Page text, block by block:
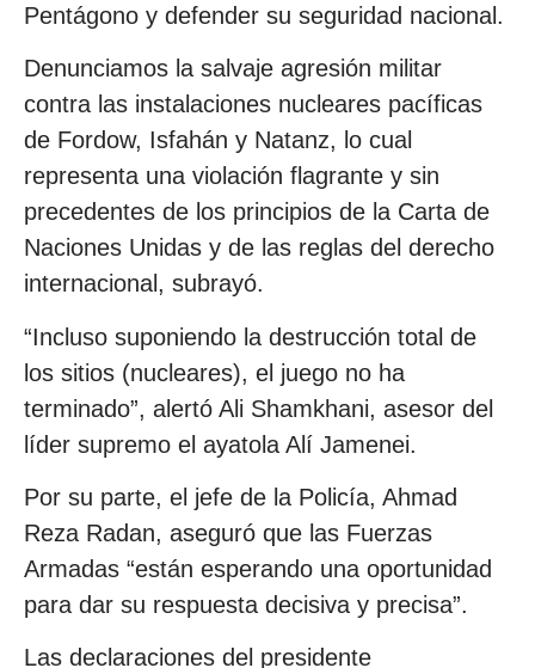
Pentágono y defender su seguridad nacional.
Denunciamos la salvaje agresión militar
contra las instalaciones nucleares pacíficas
de Fordow, Isfahán y Natanz, lo cual
representa una violación flagrante y sin
precedentes de los principios de la Carta de
Naciones Unidas y de las reglas del derecho
internacional, subrayó.
“Incluso suponiendo la destrucción total de
los sitios (nucleares), el juego no ha
terminado”, alertó Ali Shamkhani, asesor del
líder supremo el ayatola Alí Jamenei.
Por su parte, el jefe de la Policía, Ahmad
Reza Radan, aseguró que las Fuerzas
Armadas “están esperando una oportunidad
para dar su respuesta decisiva y precisa”.
Las declaraciones del presidente